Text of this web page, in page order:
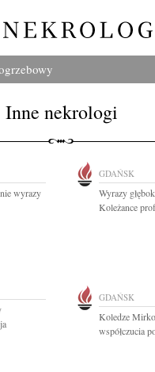
Inne nekrologi
wyrazy
GDAŃSK
Wyrazy
Koleżance
GDAŃSK
Koledze
współczucia